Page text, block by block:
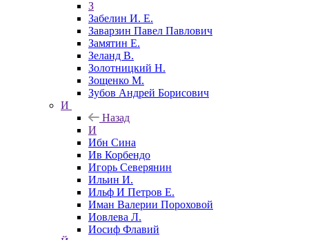
З
Забелин И. Е.
Заварзин Павел Павлович
Замятин Е.
Зеланд В.
Золотницкий Н.
Зощенко М.
Зубов Андрей Борисович
И
Назад
И
Ибн Сина
Ив Корбендо
Игорь Северянин
Ильин И.
Ильф И Петров Е.
Иман Валерии Пороховой
Иовлева Л.
Иосиф Флавий